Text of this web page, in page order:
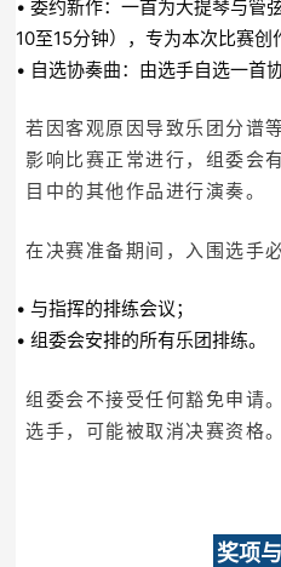
• 委约新作：一首为大提琴与管
10至15分钟），专为本次比赛创
• 自选协奏曲：由选手自选一首协
若因客观原因导致乐团分谱
影响比赛正常进行，组委会
目中的其他作品进行演奏。
在决赛准备期间，入围选手
• 与指挥的排练会议；
• 组委会安排的所有乐团排练。
组委会不接受任何豁免申请
选手，可能被取消决赛资格。
奖项